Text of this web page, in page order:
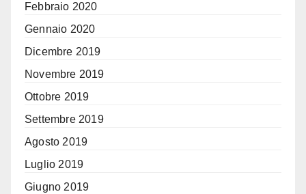
Febbraio 2020
Gennaio 2020
Dicembre 2019
Novembre 2019
Ottobre 2019
Settembre 2019
Agosto 2019
Luglio 2019
Giugno 2019